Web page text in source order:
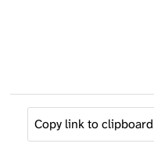
Copy link to clipboard